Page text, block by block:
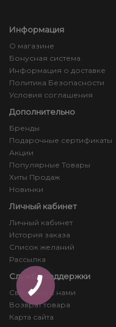
Информация
О магазине
Бонусная система
Информация о доставке
Политика Безопасности
Условия соглашения
Дополнительно
Бренды
Подарочные сертификаты
Акции
Популярные Товары
Хиты Продаж
Новинки
Личный кабинет
Личный кабинет
История заказа
Список желаний
Рассылка
Служба поддержки
Связаться с нами
Возврат товара
Карта сайта